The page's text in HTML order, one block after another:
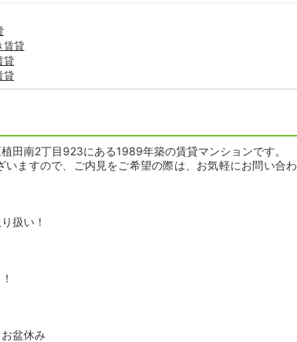
賃貸
貸
貸
田南2丁目923にある1989年築の賃貸マンションです。
ますので、ご内見をご希望の際は、お気軽にお問い合わ
扱い！
盆休み